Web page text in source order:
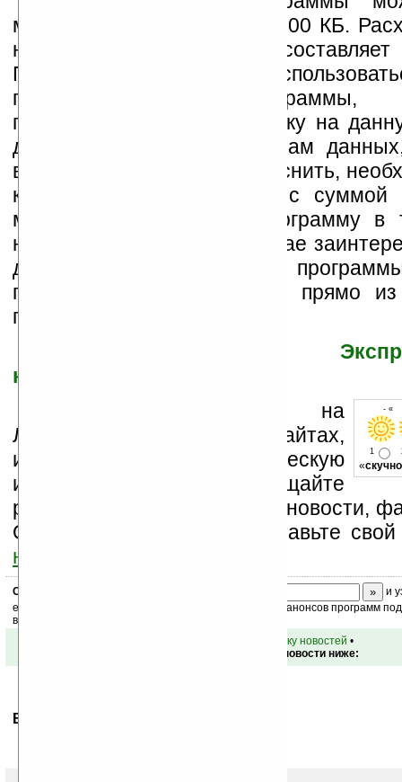
маленький объем – около 500 КБ.
на перевод одного слова
Правда, чтобы
преимуществами программы,
приобрести годовую подписку на
доступа к онлайновым базам
возобновить ее. Чтобы выяснить,
каждый год расставаться с суммой
можно протестировать программу в
недель бесплатно, а в случае
дальнейшей эксплуатации
подписку можно оформить прямо из
приложения.
Скачать СловоЕд
коммуникаторов и КПК
- «
1
«скучно
Устанавливайте линк на
Ладошки на своих сайтах,
изучайте коммерческую
информацию, посещайте
разделы сайта (форум, чат, новости,
Оцените эту новость и оставьте
ниже на странице
Скоро
и
ежедневный или еженедельный дайджест новостей, анонсов программ
ваш почтовый ящик.
вернуться к списку новостей •
Обсуждение этой новости ниже:
Ваше мнение будет первым.